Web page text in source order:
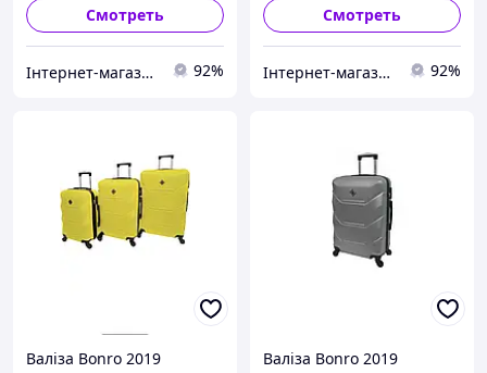
Смотреть
Інтернет-магазин "Для Вас" 92%
Смотреть
Інтернет-магазин "Для Вас" 92%
Валіза Bonro 2019
Валіза Bonro 2019